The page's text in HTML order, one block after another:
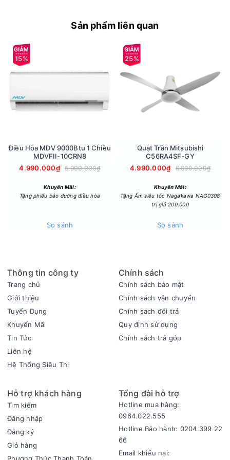
tùy chỉnh bằng bộ điều khiển 1 cách tiện lợi.
Môi chất lạnh R410a không CFC thân thiện với môi trường
được áp dụng, không gây hại cho tầng ozone và giúp máy
làm việc hiệu quả hơn, tiết kiệm điện và ít tiếng ồn.
Sản phẩm liên quan
15%
Điều Hòa MDV 9000Btu 1 Chiều
MDVFII-10CRN8
4.990.000₫
5.900.000₫
Khuyến Mãi:
Tặng phiếu bảo dưỡng điều hòa
So sánh
25%
Quạt Trần Mitsubishi
C56RA4SF-GY
4.990.000₫
6.690.000₫
Khuyến Mãi:
Tặng Ấm siêu tốc Nagakawa NAG0308
trị giá 200.000
So sánh
Thông tin công ty
Trang chủ
Giới thiệu
Tuyển Dụng
Khuyến Mãi
Tin Tức
Liên hệ
Hệ Thống Siêu Thị
Chính sách
Chính sách bảo mật
Chính sách vận chuyển
Chính sách đổi trả
Quy định sử dụng
Chính sách trả góp
Hỗ trợ khách hàng
Tìm kiếm
Đăng nhập
Đăng ký
Giỏ hàng
Tổng đài hỗ trợ
Hotline mua hàng:
0964.022.555
Hotline Bảo hành: 0204.399 22
66
Email khiếu nại: